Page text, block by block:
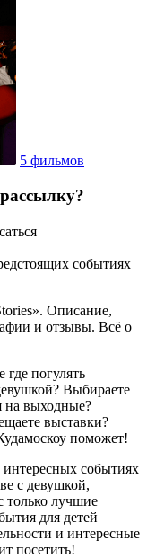
5 фильмов
событиях
Описание,
и отзывы. Всё о
погулять
Выбираете
на выходные?
выставки?
поможет!
событиях
с девушкой,
только лучшие
для детей
и интересные
посетить!